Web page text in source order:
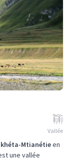
Vallée
Mtianétieen
une vallée